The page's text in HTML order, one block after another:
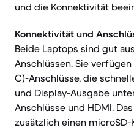
und die Konnektivität
Konnektivität und
Beide Laptops sind gut
Anschlüssen. Sie
C)-Anschlüsse, die
und Display-Ausgabe
Anschlüsse und HDMI.
zusätzlich einen microSD-